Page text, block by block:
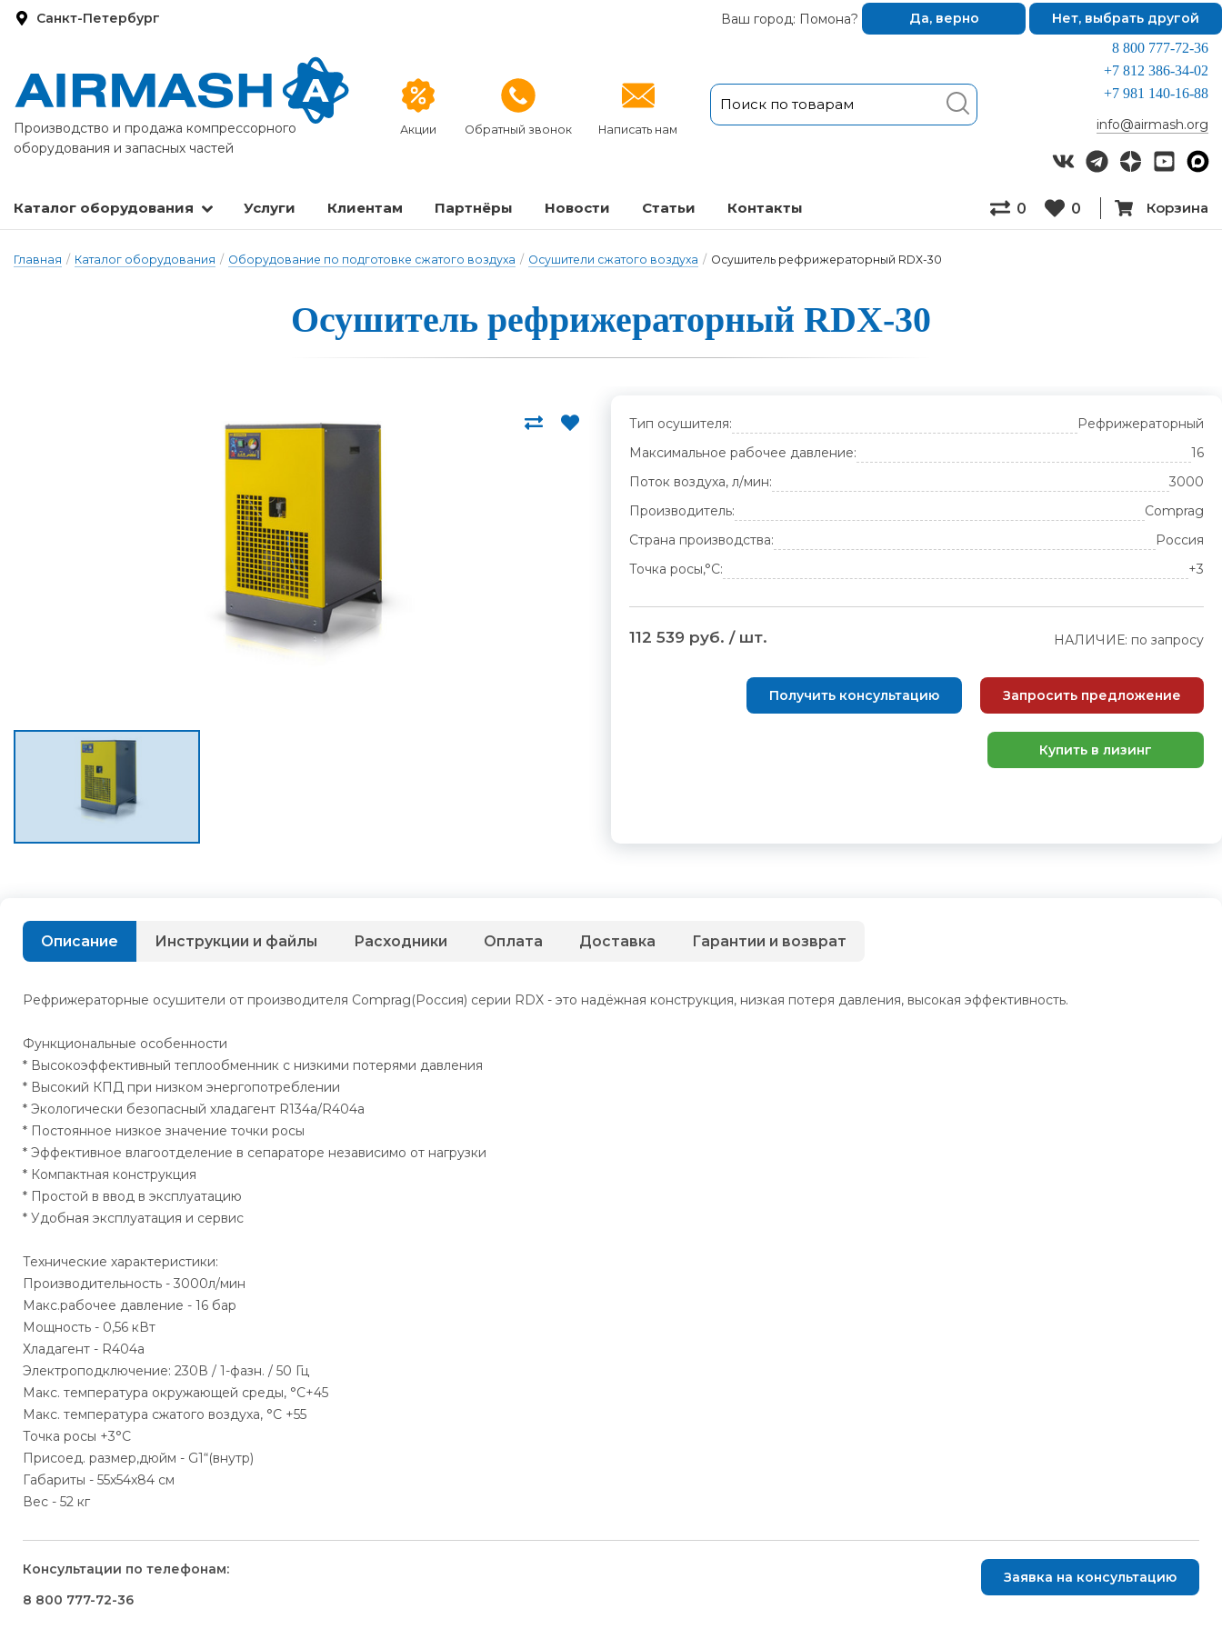
Санкт-Петербург Ваш город: Помона? Да, верно Нет, выбрать другой
Производство и продажа компрессорного
оборудования и запасных частей
Акции Обратный звонок Написать нам
8 800 777-72-36
+7 812 386-34-02
+7 981 140-16-88
info@airmash.org
Каталог оборудования Услуги Клиентам Партнёры Новости Статьи Кон­так­ты 0 0 Корзина
Главная / Каталог оборудования / Оборудование по подготовке сжатого воздуха / Осушители сжатого воздуха / Осушитель рефрижераторный RDX-30
Осуши­тель реф­ри­же­ра­тор­ный RDX-30
Тип осушителя:
Рефрижераторный
Максимальное рабочее давление:
16
Поток воздуха, л/мин:
3000
Производитель:
Comprag
Страна производства:
Россия
Точка росы,°С:
+3
112 539 руб. / шт. НАЛИЧИЕ: по запросу
Получить консультацию Запросить предложение
Купить в лизинг
Описание
Рефрижераторные осушители от производителя Comprag(Россия) серии RDX - это надёжная конструкция, низкая потеря давления, высокая эффективность.
Функциональные особенности
* Высокоэффективный теплообменник с низкими потерями давления
* Высокий КПД при низком энергопотреблении
* Экологически безопасный хладагент R134a/R404a
* Постоянное низкое значение точки росы
* Эффективное влагоотделение в сепараторе независимо от нагрузки
* Компактная конструкция
* Простой в ввод в эксплуатацию
* Удобная эксплуатация и сервис
Технические характеристики:
Производительность - 3000л/мин
Макс.рабочее давление - 16 бар
Мощность - 0,56 кВт
Хладагент - R404a
Электроподключение: 230В / 1-фазн. / 50 Гц
Макс. температура окружающей среды, °С+45
Макс. температура сжатого воздуха, °С +55
Точка росы +3°С
Присоед. размер,дюйм - G1“(внутр)
Габариты - 55x54x84 см
Вес - 52 кг
Инструкции и файлы Расходники Оплата Доставка Гарантии и возврат
Консультации по телефонам:
8 800 777-72-36
Заявка на консультацию